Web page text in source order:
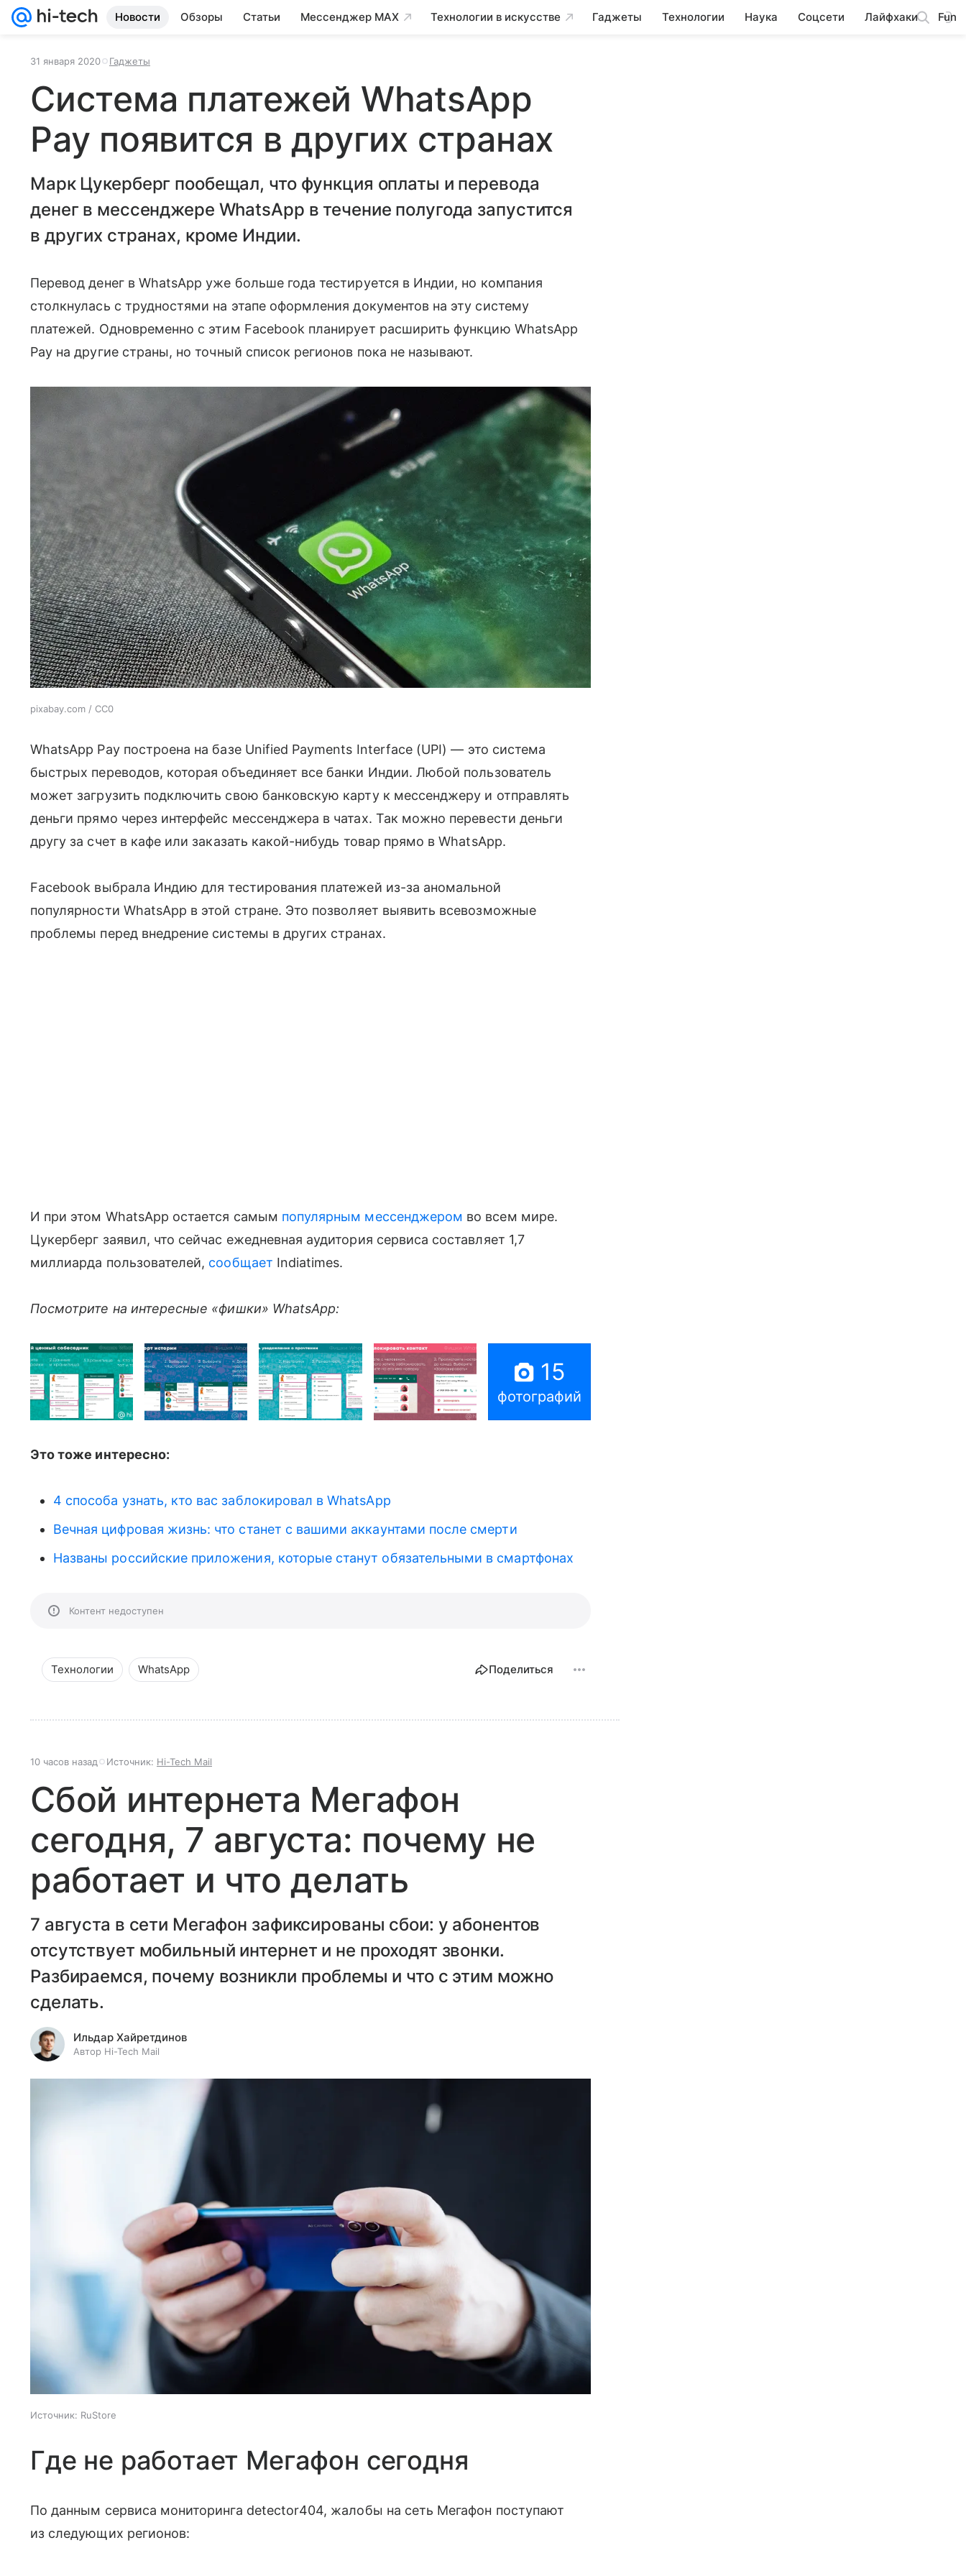
Новости Обзоры Статьи Мессенджер MAX Технологии в искусстве Гаджеты Технологии Наука Соцсети Лайфхаки Fun
31 января 2020 Гаджеты
Система платежей WhatsApp
Pay появится в других странах
Марк Цукерберг пообещал, что функция оплаты и перевода
денег в мессенджере WhatsApp в течение полугода запустится
в других странах, кроме Индии.
Перевод денег в WhatsApp уже больше года тестируется в Индии, но компания
столкнулась с трудностями на этапе оформления документов на эту систему
платежей. Одновременно с этим Facebook планирует расширить функцию WhatsApp
Pay на другие страны, но точный список регионов пока не называют.
pixabay.com / CC0
WhatsApp Pay построена на базе Unified Payments Interface (UPI) — это система
быстрых переводов, которая объединяет все банки Индии. Любой пользователь
может загрузить подключить свою банковскую карту к мессенджеру и отправлять
деньги прямо через интерфейс мессенджера в чатах. Так можно перевести деньги
другу за счет в кафе или заказать какой-нибудь товар прямо в WhatsApp.
Facebook выбрала Индию для тестирования платежей из-за аномальной
популярности WhatsApp в этой стране. Это позволяет выявить всевозможные
проблемы перед внедрение системы в других странах.
И при этом WhatsApp остается самым популярным мессенджером во всем мире.
Цукерберг заявил, что сейчас ежедневная аудитория сервиса составляет 1,7
миллиарда пользователей, сообщает Indiatimes.
Посмотрите на интересные «фишки» WhatsApp:
15
фотографий
Это тоже интересно:
4 способа узнать, кто вас заблокировал в WhatsApp
Вечная цифровая жизнь: что станет с вашими аккаунтами после смерти
Названы российские приложения, которые станут обязательными в смартфонах
Контент недоступен
Технологии WhatsApp Поделиться
10 часов назад Источник: Hi-Tech Mail
Сбой интернета Мегафон
сегодня, 7 августа: почему не
работает и что делать
7 августа в сети Мегафон зафиксированы сбои: у абонентов
отсутствует мобильный интернет и не проходят звонки.
Разбираемся, почему возникли проблемы и что с этим можно
сделать.
Ильдар Хайретдинов
Автор Hi-Tech Mail
Источник: RuStore
Где не работает Мегафон сегодня
По данным сервиса мониторинга detector404, жалобы на сеть Мегафон поступают
из следующих регионов: